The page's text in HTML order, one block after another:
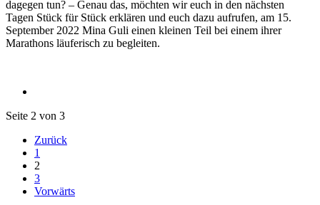
dagegen tun? – Genau das, möchten wir euch in den nächsten
Tagen Stück für Stück erklären und euch dazu aufrufen, am 15.
September 2022 Mina Guli einen kleinen Teil bei einem ihrer
Marathons läuferisch zu begleiten.
Seite 2 von 3
Zurück
1
2
3
Vorwärts